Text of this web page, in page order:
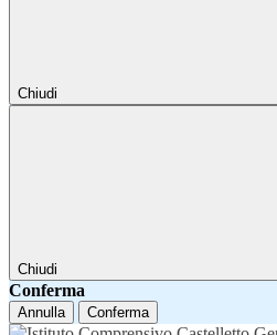
Chiudi
Chiudi
Conferma
Annulla Conferma